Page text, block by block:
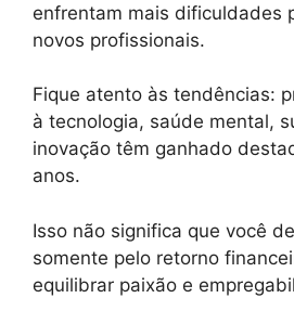
enfrentam mais dificuldades
novos profissionais.
Fique atento às tendências:
à tecnologia, saúde mental,
inovação têm ganhado
anos.
Isso não significa que você
somente pelo retorno
equilibrar paixão e